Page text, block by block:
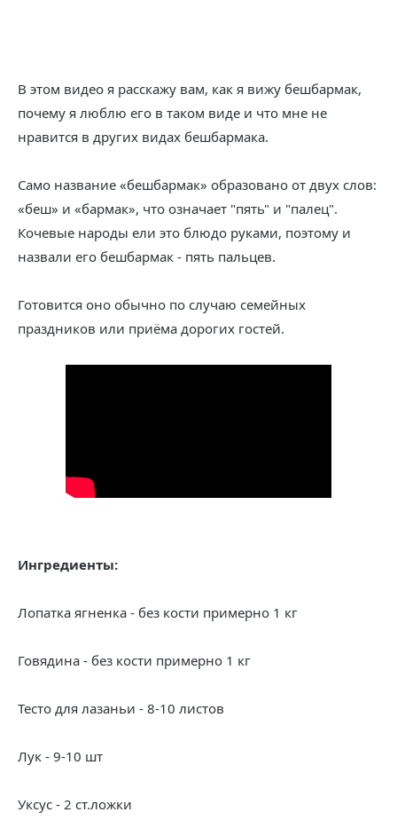
В этом видео я расскажу вам, как я вижу бешбармак,
почему я люблю его в таком виде и что мне не
нравится в других видах бешбармака.
Само название «бешбармак» образовано от двух слов:
«беш» и «бармак», что означает "пять" и "палец".
Кочевые народы ели это блюдо руками, поэтому и
назвали его бешбармак - пять пальцев.
Готовится оно обычно по случаю семейных
праздников или приёма дорогих гостей.
Ингредиенты:
Лопатка ягненка - без кости примерно 1 кг
Говядина - без кости примерно 1 кг
Тесто для лазаньи - 8-10 листов
Лук - 9-10 шт
Уксус - 2 ст.ложки